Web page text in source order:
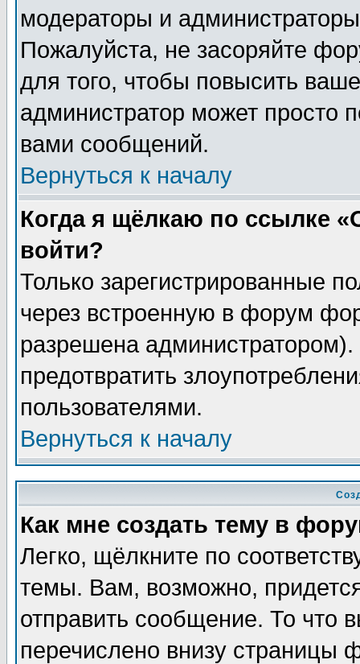
модераторы и
Пожалуйста, не засоряйте
для того, чтобы повысить
администратор может просто
вами сообщений.
Вернуться к началу
Когда я щёлкаю по ссылке
войти?
Только зарегистрированные
через встроенную в форум
разрешена
предотвратить
пользователями.
Вернуться к началу
Как мне создать тему в
Легко, щёлкните по
темы. Вам, возможно,
отправить сообщение. То что
перечислено внизу страницы